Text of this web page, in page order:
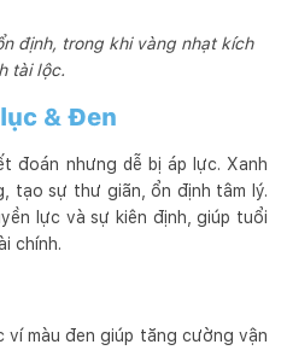
định, trong khi vàng nhạt kích
tài lộc.
& Đen
đoán nhưng dễ bị áp lực. Xanh
tạo sự thư giãn, ổn định tâm lý.
lực và sự kiên định, giúp tuổi
chính.
ví màu đen giúp tăng cường vận